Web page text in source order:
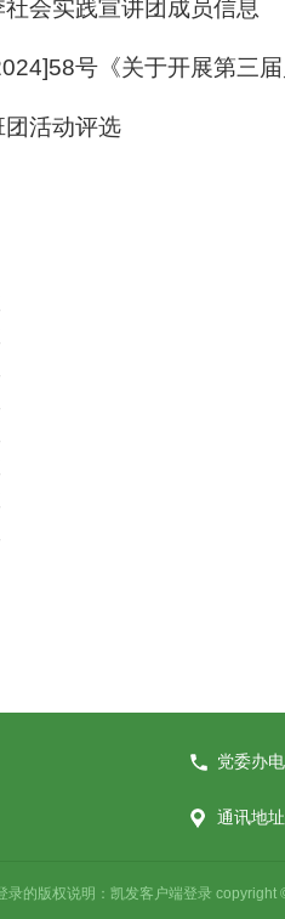
会实践宣讲团成员信息
号《关于开展第三
活动评选
党委办
通讯地
的版权说明：凯发客户端登录